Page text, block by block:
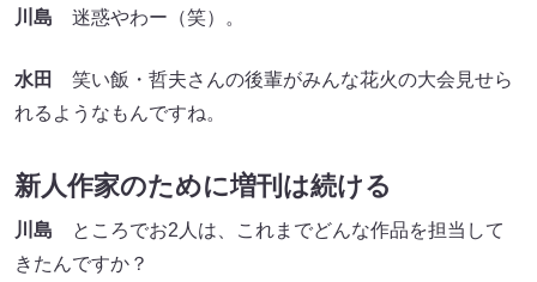
川島 迷惑やわー（笑）。
水田
笑い飯・哲夫さんの後輩がみんな花火の大会見せら
れるようなもんですね。
新人作家のために増刊は続ける
川島 ところでお2人は、これまでどんな作品を担当して
きたんですか？